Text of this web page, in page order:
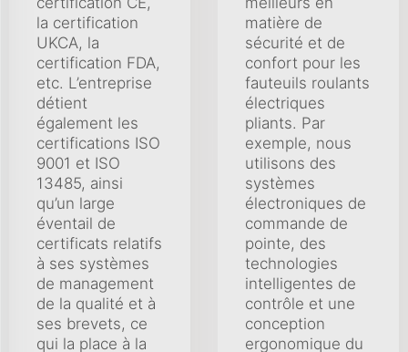
la certification
UKCA, la
certification FDA,
etc. L’entreprise
détient
également les
certifications ISO
9001 et ISO
13485, ainsi
qu’un large
éventail de
certificats relatifs
à ses systèmes
de management
de la qualité et à
ses brevets, ce
qui la place à la
matière de
sécurité et de
confort pour les
fauteuils roulants
électriques
pliants. Par
exemple, nous
utilisons des
systèmes
électroniques de
commande de
pointe, des
technologies
intelligentes de
contrôle et une
conception
ergonomique du